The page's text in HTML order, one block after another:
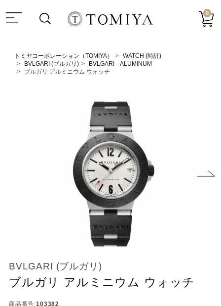
0
トミヤコーポレーション（TOMIYA）
WATCH (時計)
BVLGARI (ブルガリ)
BVLGARI ALUMINUM
ブルガリ アルミニウム ウォッチ
BVLGARI (ブルガリ)
ブルガリ アルミニウム ウォッチ
商品番号 103382